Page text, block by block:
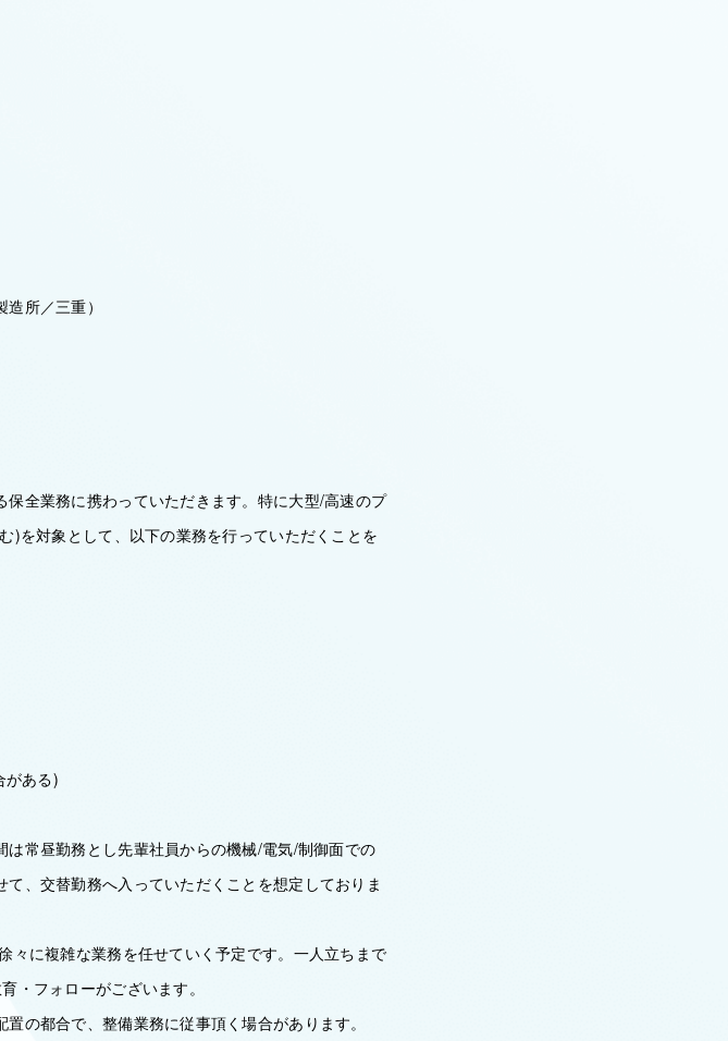
所／三重）
全業務に携わっていただきます。特に大型/高速のプ
)を対象として、以下の業務を行っていただくことを
ある)
常昼勤務とし先輩社員からの機械/電気/制御面での
、交替勤務へ入っていただくことを想定しておりま
々に複雑な業務を任せていく予定です。一人立ちまで
・フォローがございます。
の都合で、整備業務に従事頂く場合があります。